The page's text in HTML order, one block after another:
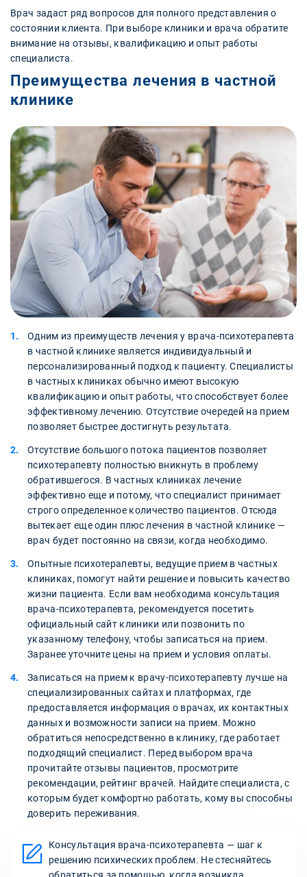
Врач задаст ряд вопросов для полного представления о
состоянии клиента. При выборе клиники и врача обратите
внимание на отзывы, квалификацию и опыт работы
специалиста.
Преимущества лечения в частной
клинике
Одним из преимуществ лечения у врача-психотерапевта
в частной клинике является индивидуальный и
персонализированный подход к пациенту. Специалисты
в частных клиниках обычно имеют высокую
квалификацию и опыт работы, что способствует более
эффективному лечению. Отсутствие очередей на прием
позволяет быстрее достигнуть результата.
Отсутствие большого потока пациентов позволяет
психотерапевту полностью вникнуть в проблему
обратившегося. В частных клиниках лечение
эффективно еще и потому, что специалист принимает
строго определенное количество пациентов. Отсюда
вытекает еще один плюс лечения в частной клинике —
врач будет постоянно на связи, когда необходимо.
Опытные психотерапевты, ведущие прием в частных
клиниках, помогут найти решение и повысить качество
жизни пациента. Если вам необходима консультация
врача-психотерапевта, рекомендуется посетить
официальный сайт клиники или позвонить по
указанному телефону, чтобы записаться на прием.
Заранее уточните цены на прием и условия оплаты.
Записаться на прием к врачу-психотерапевту лучше на
специализированных сайтах и платформах, где
предоставляется информация о врачах, их контактных
данных и возможности записи на прием. Можно
обратиться непосредственно в клинику, где работает
подходящий специалист. Перед выбором врача
прочитайте отзывы пациентов, просмотрите
рекомендации, рейтинг врачей. Найдите специалиста, с
которым будет комфортно работать, кому вы способны
доверить переживания.
Консультация врача-психотерапевта — шаг к
решению психических проблем. Не стесняйтесь